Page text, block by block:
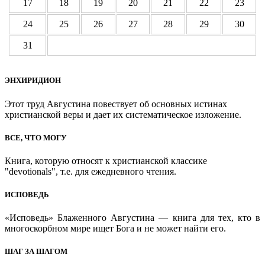
17 18 19 20 21 22 23
24 25 26 27 28 29 30
31
ЭНХИРИДИОН
Этот труд Августина повествует об основных истинах
христианской веры и дает их систематическое изложение.
ВСЕ, ЧТО МОГУ
Книга, которую относят к христианской классике
"devotionals", т.е. для ежедневного чтения.
ИСПОВЕДЬ
«Исповедь» Блаженного Августина — книга для тех, кто в
многоскорбном мире ищет Бога и не может найти его.
ШАГ ЗА ШАГОМ